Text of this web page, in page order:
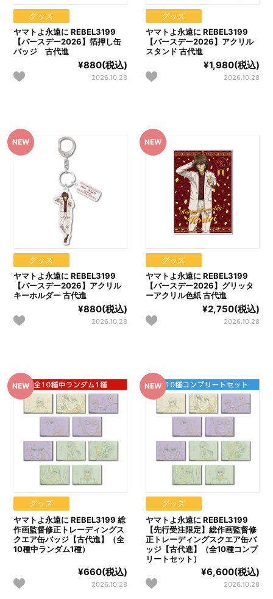
グッズ
ヤマトよ永遠に REBEL3199
【バースデー2026】箔押し缶
バッジ 古代進
¥880(税込)
2026.10.28
グッズ
ヤマトよ永遠に REBEL3199
【バースデー2026】アクリル
スタンド 古代進
¥1,980(税込)
2026.10.28
グッズ
ヤマトよ永遠に REBEL3199
【バースデー2026】アクリル
キーホルダー 古代進
¥880(税込)
2026.10.28
グッズ
ヤマトよ永遠に REBEL3199
【バースデー2026】グリッタ
ーアクリル色紙 古代進
¥2,750(税込)
2026.10.28
グッズ
ヤマトよ永遠に REBEL3199 総
作画監督修正トレーディングス
クエア缶バッジ【古代進】（全
10種中ランダム1種）
¥660(税込)
2026.10.28
グッズ
ヤマトよ永遠に REBEL3199
【先行受注限定】総作画監督修
正トレーディングスクエア缶バ
ッジ【古代進】（全10種コンプ
リートセット）
¥6,600(税込)
2026.10.28